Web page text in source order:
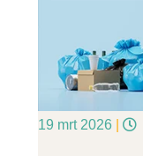
19 mrt 2026